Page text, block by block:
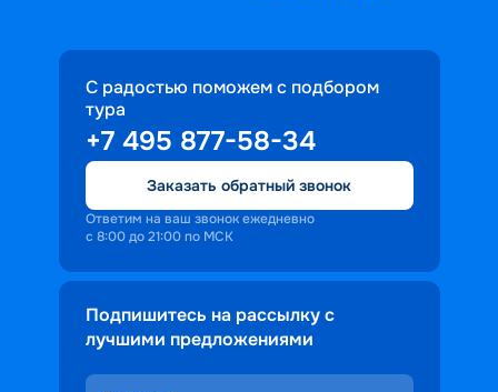
С радостью поможем с подбором
тура
+7 495 877-58-34
Заказать обратный звонок
Ответим на ваш звонок ежедневно
с 8:00 до 21:00 по МСК
Подпишитесь на рассылку с
лучшими предложениями